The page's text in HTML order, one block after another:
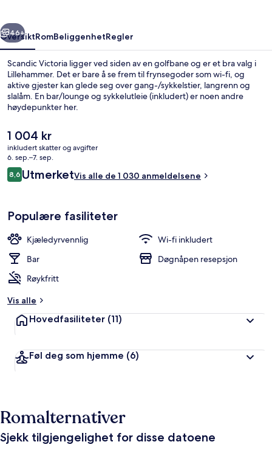
Neste
46+
OversiktRomBeliggenhetRegler
Scandic Victoria ligger ved siden av en golfbane og er et bra valg i
Lillehammer. Det er bare å se frem til frynsegoder som wi-fi, og
aktive gjester kan glede seg over gang-/sykkelstier, langrenn og
slalåm. En bar/lounge og sykkelutleie (inkludert) er noen andre
høydepunkter her.
Den
nåværende
prisen
er
1 004 kr
1 004 kr
inkludert skatter og avgifter
6. sep.–7. sep.
Anmeldelser
8,68,6 av 10 –
UtmerketVis alle de 1 030 anmeldelsene
Populære fasiliteter
Kjæledyrvennlig
Wi-fi inkludert
Bar
Døgnåpen resepsjon
Røykfritt
Vis alle
Hovedfasiliteter (11)
Føl deg som hjemme (6)
Romalternativer
Sjekk tilgjengelighet for disse datoene